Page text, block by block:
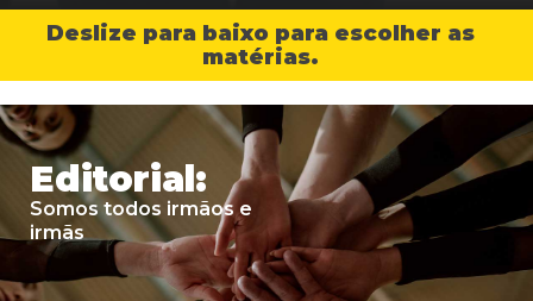
Deslize para baixo para escolher as
matérias.
Editorial:
Somos todos irmãos e
irmãs